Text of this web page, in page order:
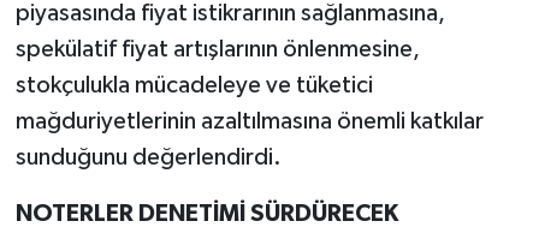
piyasasında fiyat istikrarının sağlanmasına,
spekülatif fiyat artışlarının önlenmesine,
stokçulukla mücadeleye ve tüketici
mağduriyetlerinin azaltılmasına önemli katkılar
sunduğunu değerlendirdi.
NOTERLER DENETİMİ SÜRDÜRECEK